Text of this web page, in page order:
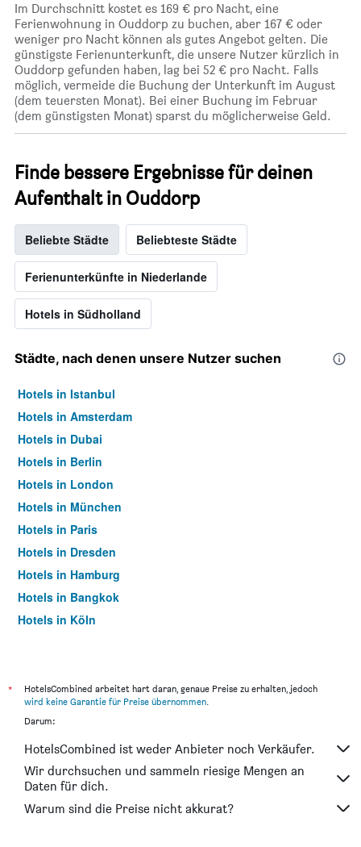
Im Durchschnitt kostet es 169 € pro Nacht, eine
Ferienwohnung in Ouddorp zu buchen, aber 167 € oder
weniger pro Nacht können als gutes Angebot gelten. Die
günstigste Ferienunterkunft, die unsere Nutzer kürzlich in
Ouddorp gefunden haben, lag bei 52 € pro Nacht. Falls
möglich, vermeide die Buchung der Unterkunft im August
(dem teuersten Monat). Bei einer Buchung im Februar
(dem günstigsten Monat) sparst du möglicherweise Geld.
Finde bessere Ergebnisse für deinen
Aufenthalt in Ouddorp
Beliebte Städte Beliebteste Städte
Ferienunterkünfte in Niederlande
Hotels in Südholland
Städte, nach denen unsere Nutzer suchen
Hotels in Istanbul
Hotels in Amsterdam
Hotels in Dubai
Hotels in Berlin
Hotels in London
Hotels in München
Hotels in Paris
Hotels in Dresden
Hotels in Hamburg
Hotels in Bangkok
Hotels in Köln
*
HotelsCombined arbeitet hart daran, genaue Preise zu erhalten, jedoch
wird keine Garantie für Preise übernommen.
Darum:
HotelsCombined ist weder Anbieter noch Verkäufer.
Wir durchsuchen und sammeln riesige Mengen an
Daten für dich.
Warum sind die Preise nicht akkurat?